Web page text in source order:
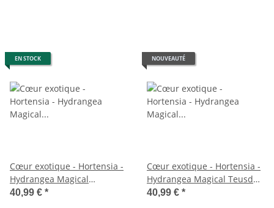
EN STOCK
Cœur exotique - Hortensia -
Hydrangea Magical
Revolution Pink - 6-10 fleurs
40,99 € *
NOUVEAUTÉ
Cœur exotique - Hortensia -
Hydrangea Magical Teusday
& Saphire - Rouge - 6-10
40,99 € *